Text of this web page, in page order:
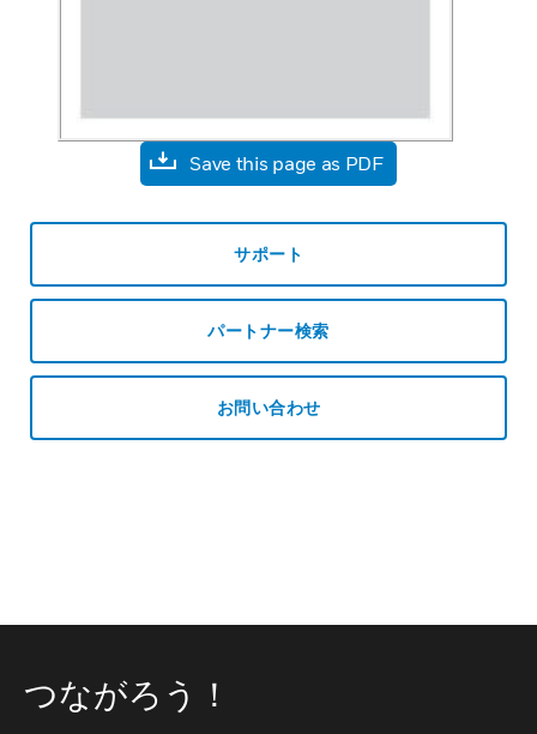
Save this page as PDF
サポート
パートナー検索
お問い合わせ
つながろう！